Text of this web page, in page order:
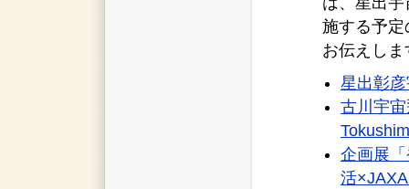
施する予
お伝えしま
星出彰
古川宇
企画展
活